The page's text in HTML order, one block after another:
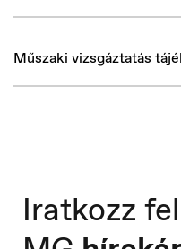
Műszaki vizsgáztatás
Iratkozz fel